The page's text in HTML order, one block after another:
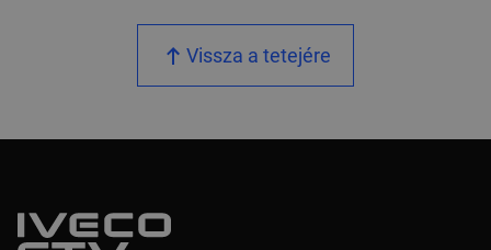
Vissza a tetejére